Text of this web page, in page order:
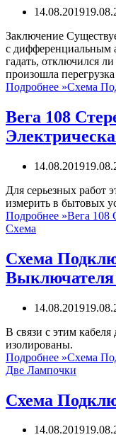
14.08.2019
Заключение
с дифференциальным
гадать, отключился
произошла
Подробнее »Схема
Вега 108
14.08.2019
Для серьезных работ
измерить в бытовых
Подробнее »Вега 108
Схема
Схема
14.08.2019
В связи с этим
изолированы.
Подробнее »Схема
Две Лампочки
Схема
14.08.2019